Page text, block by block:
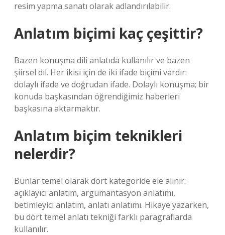
resim yapma sanatı olarak adlandırılabilir.
Anlatım biçimi kaç çeşittir?
Bazen konuşma dili anlatıda kullanılır ve bazen
şiirsel dil. Her ikisi için de iki ifade biçimi vardır:
dolaylı ifade ve doğrudan ifade. Dolaylı konuşma; bir
konuda başkasından öğrendiğimiz haberleri
başkasına aktarmaktır.
Anlatım biçim teknikleri
nelerdir?
Bunlar temel olarak dört kategoride ele alınır:
açıklayıcı anlatım, argümantasyon anlatımı,
betimleyici anlatım, anlatı anlatımı. Hikaye yazarken,
bu dört temel anlatı tekniği farklı paragraflarda
kullanılır.